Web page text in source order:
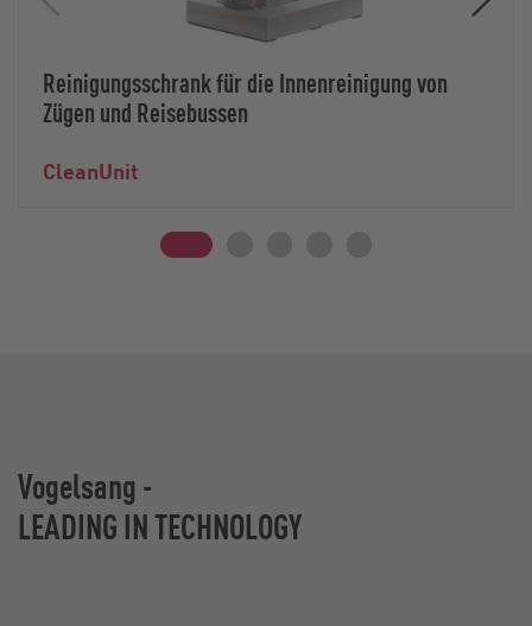
Reinigungsschrank für die Innenreinigung von
Zügen und Reisebussen
CleanUnit
Vogelsang -
LEADING IN TECHNOLOGY